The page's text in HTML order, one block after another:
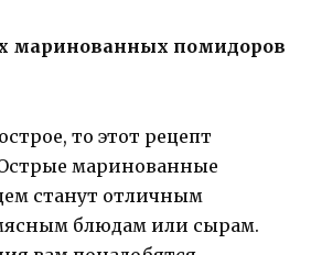
маринованных помидоров
то этот рецепт
маринованные
станут отличным
блюдам или сырам.